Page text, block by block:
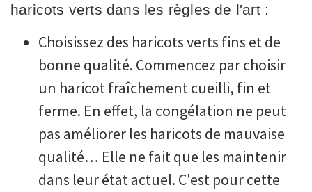
haricots verts dans les règles de l'art :
Choisissez des haricots verts fins et de
bonne qualité. Commencez par choisir
un haricot fraîchement cueilli, fin et
ferme. En effet, la congélation ne peut
pas améliorer les haricots de mauvaise
qualité… Elle ne fait que les maintenir
dans leur état actuel. C'est pour cette